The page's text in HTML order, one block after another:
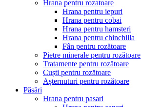
Hrana pentru rozatoare
Hrana pentru iepuri
Hrana pentru cobai
Hrana pentru hamsteri
Hrana pentru chinchilla
Fân pentru rozătoare
Pietre minerale pentru rozătoare
Tratamente pentru rozătoare
Cuști pentru rozătoare
Așternuturi pentru rozătoare
Păsări
Hrana pentru pasari